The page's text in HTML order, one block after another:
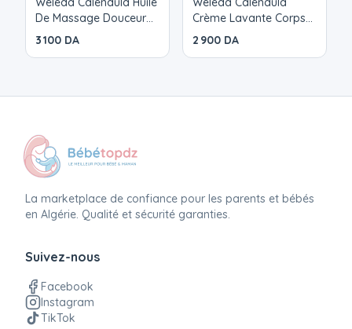
De Massage Douceur
Bebe 200ml
3 100 DA
Crème Lavante Corps
et Cheveux Bébés et
2 900 DA
La marketplace de confiance pour les parents et bébés
en Algérie. Qualité et sécurité garanties.
Suivez-nous
Facebook
Instagram
TikTok